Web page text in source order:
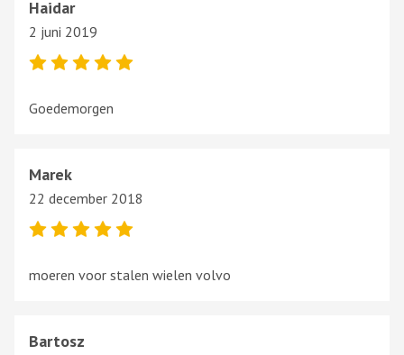
Haidar
2 juni 2019
Goedemorgen
Marek
22 december 2018
moeren voor stalen wielen volvo
Bartosz